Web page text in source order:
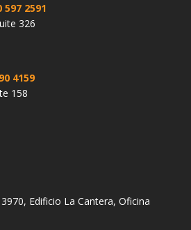
597 2591
326
4159
158
Edificio La Cantera, Oficina